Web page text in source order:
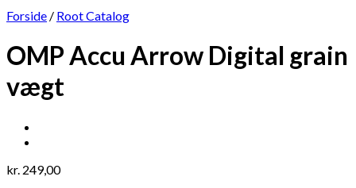
Forside / Root Catalog
OMP Accu Arrow Digital grain
vægt
kr. 249,00